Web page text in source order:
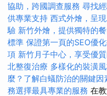
協助，跨國調查服務 尋找
供專業支持 西式外燴，呈
驗 新竹外燴，提供獨特的
標準 保證第一頁的SEO優
項 新竹月子中心，享受優
北整復治療 多樣化的裝潢
麼？了解白蟻防治的關鍵因
務選擇最具專業的服務 在